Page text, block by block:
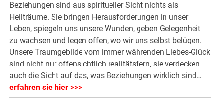
Beziehungen sind aus spiritueller Sicht nichts als
Heilträume. Sie bringen Herausforderungen in unser
Leben, spiegeln uns unsere Wunden, geben Gelegenheit
zu wachsen und legen offen, wo wir uns selbst belügen.
Unsere Traumgebilde vom immer währenden Liebes-Glück
sind nicht nur offensichtlich realitätsfern, sie verdecken
auch die Sicht auf das, was Beziehungen wirklich sind…
erfahren sie hier >>>